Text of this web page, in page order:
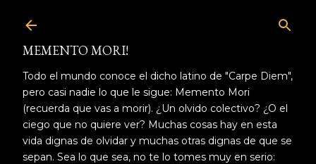
MEMENTO MORI!
Todo el mundo conoce el dicho latino de "Carpe Diem",
pero casi nadie lo que le sigue: Memento Mori
(recuerda que vas a morir). ¿Un olvido colectivo? ¿O el
ciego que no quiere ver? Muchas cosas hay en esta
vida dignas de olvidar y muchas otras dignas de que se
sepan. Sea lo que sea, no te lo tomes muy en serio: